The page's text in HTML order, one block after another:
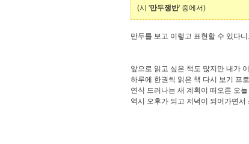
(시 '만두쟁반' 중에서)
만두를 보고 이렇고 표현할 수 있다
앞으로 읽고 싶은 책도 많지만 내가
하루에 한권씩 읽은 책 다시 보기 프
연식 드러나는 새 계획이 떠오른 오
역시 오후가 되고 저녁이 되어가면